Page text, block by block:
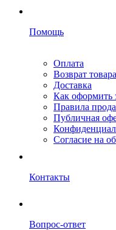
Помощь
Оплата
Возврат товара
Доставка
Как оформить
Правила
Публичная
Согласие на
Контакты
Вопрос-ответ